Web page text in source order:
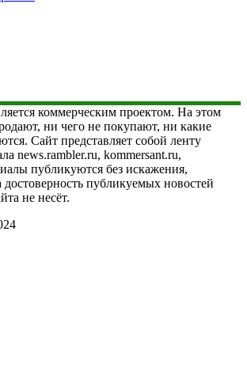
коммерческим проектом. На этом
ни чего не покупают, ни какие
Сайт представляет собой ленту
news.rambler.ru, kommersant.ru,
публикуются без искажения,
достоверность публикуемых новостей
не несёт.